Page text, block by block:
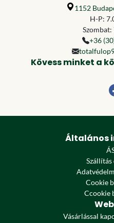
1152
H-P:
+36
Kövess minket a
Általános
Szállítás
Cookie
Ccookie
Vásárlással